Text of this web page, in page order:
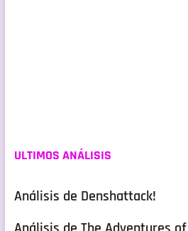
ULTIMOS ANÁLISIS
Análisis de Denshattack!